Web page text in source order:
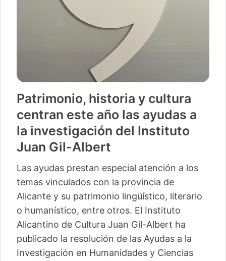
Patrimonio, historia y cultura
centran este año las ayudas a
la investigación del Instituto
Juan Gil-Albert
Las ayudas prestan especial atención a los
temas vinculados con la provincia de
Alicante y su patrimonio lingüístico, literario
o humanístico, entre otros. El Instituto
Alicantino de Cultura Juan Gil-Albert ha
publicado la resolución de las Ayudas a la
Investigación en Humanidades y Ciencias